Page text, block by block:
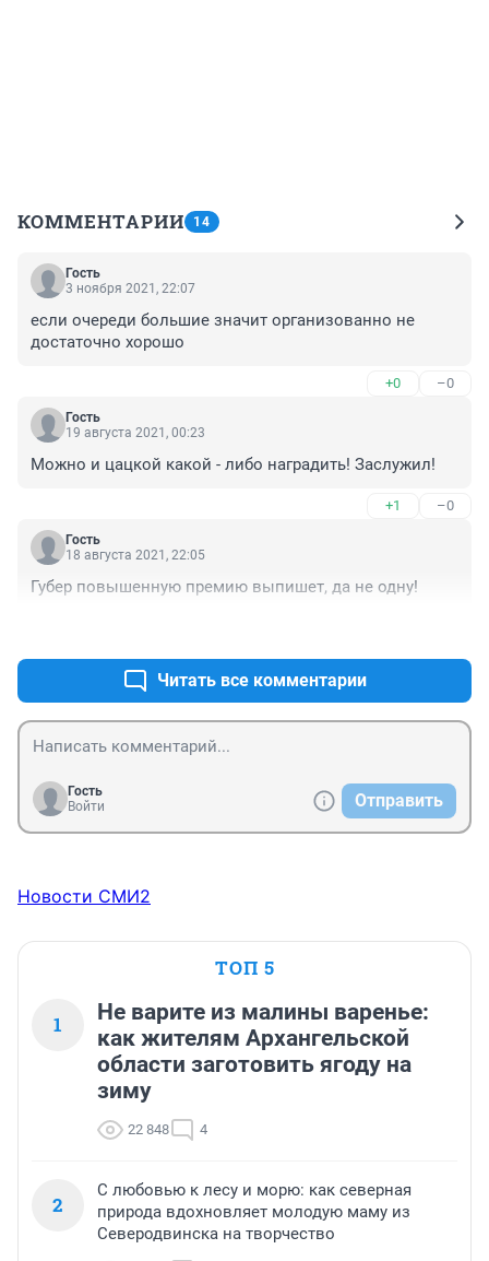
КОММЕНТАРИИ 14
Гость
3 ноября 2021, 22:07
если очереди большие значит организованно не
достаточно хорошо
+0 –0
Гость
19 августа 2021, 00:23
Можно и цацкой какой - либо наградить! Заслужил!
+1 –0
Гость
18 августа 2021, 22:05
Губер повышенную премию выпишет, да не одну!
Читать все комментарии
Гость
Войти
Отправить
Новости СМИ2
ТОП 5
1
Не варите из малины варенье:
как жителям Архангельской
области заготовить ягоду на
зиму
22 848 4
2
С любовью к лесу и морю: как северная
природа вдохновляет молодую маму из
Северодвинска на творчество